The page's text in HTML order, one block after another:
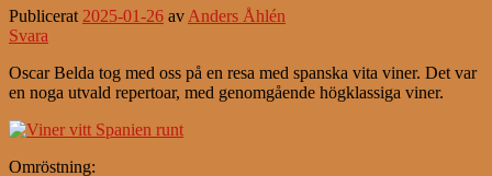
Publicerat 2025-01-26 av Anders Åhlén
Svara
Oscar Belda tog med oss på en resa med spanska vita viner. Det var
en noga utvald repertoar, med genomgående högklassiga viner.
Omröstning: